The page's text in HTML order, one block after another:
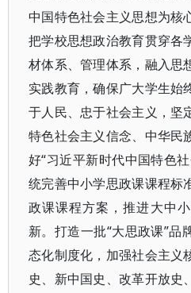
中国特色社会主义思想为核
把学校思想政治教育贯穿各
材体系、管理体系，融入思
实践教育，确保广大学生始
于人民、忠于社会主义，坚
特色社会主义信念、中华民
好“习近平新时代中国特色
统完善中小学思政课课程标
政课课程方案，推进大中
新。打造一批“大思政课”品
态化制度化，加强社会主义
史、新中国史、改革开放史